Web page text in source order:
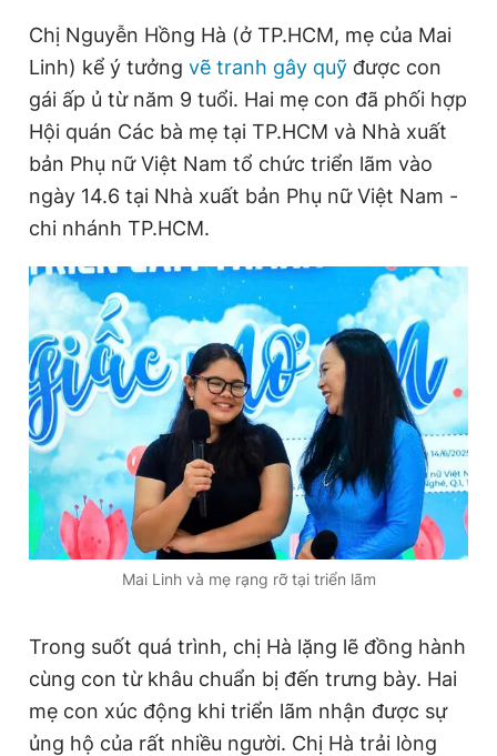
Theo dõi báo trên
Hotline
0906 645 777
Liên hệ quảng cáo
0908 780 404
Đặt báo Quảng cáo Tòa soạn Chính sách bảo
Phó tổng biên tập thường trực: Hải Thành
Phó tổng biên tập: Lâm Hiếu Dũng
Phó tổng biên tập: Trần Việt Hưng
Tổng thư ký tòa soạn: Đức Trung
Giấy phép xuất bản số 110/GP - BTTTT cấp ngày 24.3.2020
© 2003-2026 Bản quyền thuộc về Báo Thanh Niên. Cấm sao
chép dưới mọi hình thức nếu không có sự chấp thuận bằng văn
bản. Phát triển bởi ePi Technologies, JSC.
Chị Nguyễn Hồng Hà (ở TP.HCM, mẹ của Mai
Linh) kể ý tưởng vẽ tranh gây quỹ được con
gái ấp ủ từ năm 9 tuổi. Hai mẹ con đã phối hợp
Hội quán Các bà mẹ tại TP.HCM và Nhà xuất
bản Phụ nữ Việt Nam tổ chức triển lãm vào
ngày 14.6 tại Nhà xuất bản Phụ nữ Việt Nam -
chi nhánh TP.HCM.
Mai Linh và mẹ rạng rỡ tại triển lãm
Trong suốt quá trình, chị Hà lặng lẽ đồng hành
cùng con từ khâu chuẩn bị đến trưng bày. Hai
mẹ con xúc động khi triển lãm nhận được sự
ủng hộ của rất nhiều người. Chị Hà trải lòng